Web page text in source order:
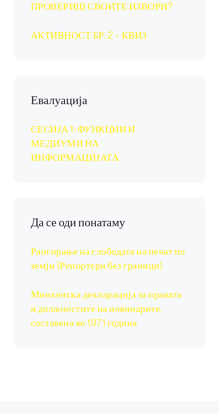
ПРОВЕРИШ СВОИТЕ ИЗВОРИ?
АКТИВНОСТ БР. 2 – КВИЗ
Евалуација
СЕСИЈА 1: ФУНКЦИИ И
МЕДИУМИ НА
ИНФОРМАЦИЈАТА
Да се оди понатаму
Рангирање на слободата на печат по
земји (Репортери без граници)
Минхенска декларација за правата
и должностите на новинарите,
составена во 1971 година